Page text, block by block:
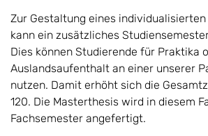
Zur Gestaltung eines
kann ein zusätzliches
Dies können Studierende für Praktika
Auslandsaufenthalt an einer unserer
nutzen. Damit erhöht sich die
120. Die Masterthesis wird in diesem
Fachsemester angefertigt.